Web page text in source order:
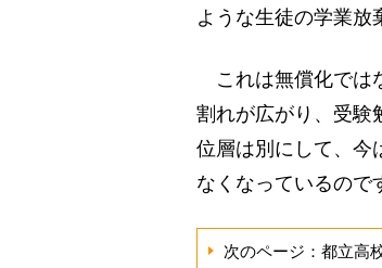
ような生徒の学業放
これは無償化では
割れが広がり、受験
位層は別にして、今
なくなっているので
次のページ：都立高